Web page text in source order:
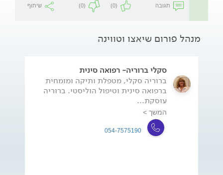
תגובה (0)
(0) שיתוף
מנהל פורום שיאצו וטווינה
סקלי ברוריה- רפואה סינית
ברוריה סקלי, מטפלת ותיקה ומומחית
ברפואה סינית וטיפול הוליסטי. ברוריה
עוסקת...
המשך >
054-7575190